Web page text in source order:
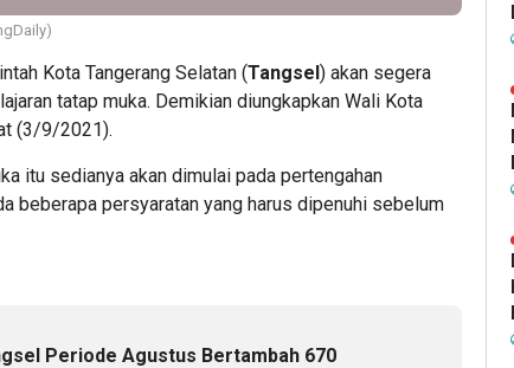
Kota Tangerang Selatan (Tangsel) akan segera
tatap muka. Demikian diungkapkan Wali Kota
(3/9/2021).
itu sedianya akan dimulai pada pertengahan
beberapa persyaratan yang harus dipenuhi sebelum
Periode Agustus Bertambah 670